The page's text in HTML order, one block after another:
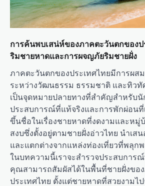
การค้นพบเสน่ห์ของภาคตะวันตกของ
ริมชายหาดและการผจญภัยริมชายฝั่ง
ภาคตะวันตกของประเทศไทยมีการผส
ระหว่างวัฒนธรรม ธรรมชาติ และทิว
เป็นจุดหมายปลายทางที่สำคัญสำหรับนั
ประสบการณ์ที่แท้จริงและการพักผ่อน
ขึ้นชื่อในเรื่องชายหาดที่งดงามและหมู่
สงบซึ่งตั้งอยู่ตามชายฝั่งอ่าวไทย นำเส
และแตกต่างจากแหล่งท่องเที่ยวที่พลุก
ในบทความนี้เราจะสำรวจประสบการ
คุณสามารถสัมผัสได้ในพื้นที่ชายฝั่งขอ
ประเทศไทย ตั้งแต่ชายหาดที่สวยงามไ